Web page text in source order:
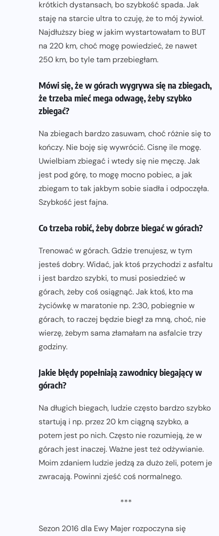
krótkich dystansach, bo szybkość spada. Jak
staję na starcie ultra to czuję, że to mój żywioł.
Najdłuższy bieg w jakim wystartowałam to BUT
na 220 km, choć mogę powiedzieć, że nawet
250 km, bo tyle tam przebiegłam.
Mówi się, że w górach wygrywa się na zbiegach,
że trzeba mieć mega odwagę, żeby szybko
zbiegać?
Na zbiegach bardzo zasuwam, choć różnie się to
kończy. Nie boję się wywrócić. Cisnę ile mogę.
Uwielbiam zbiegać i wtedy się nie męczę. Jak
jest pod górę, to mogę mocno pobiec, a jak
zbiegam to tak jakbym sobie siadła i odpoczęła.
Szybkość jest fajna.
Co trzeba robić, żeby dobrze biegać w górach?
Trenować w górach. Gdzie trenujesz, w tym
jesteś dobry. Widać, jak ktoś przychodzi z asfaltu
i jest bardzo szybki, to musi posiedzieć w
górach, żeby coś osiągnąć. Jak ktoś, kto ma
życiówkę w maratonie np. 2:30, pobiegnie w
górach, to raczej będzie biegł za mną, choć, nie
wierzę, żebym sama złamałam na asfalcie trzy
godziny.
Jakie błędy popełniają zawodnicy biegający w
górach?
Na długich biegach, ludzie często bardzo szybko
startują i np. przez 20 km ciągną szybko, a
potem jest po nich. Często nie rozumieją, że w
górach jest inaczej. Ważne jest też odżywianie.
Moim zdaniem ludzie jedzą za dużo żeli, potem je
zwracają. Powinni zjeść coś normalnego.
***
Sezon 2016 dla Ewy Majer rozpoczyna się